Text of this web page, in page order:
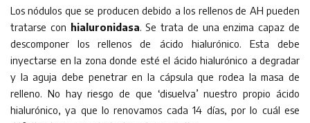
Los nódulos que se producen debido a los rellenos de AH pueden
tratarse con hialuronidasa. Se trata de una enzima capaz de
descomponer los rellenos de ácido hialurónico. Esta debe
inyectarse en la zona donde esté el ácido hialurónico a degradar
y la aguja debe penetrar en la cápsula que rodea la masa de
relleno. No hay riesgo de que ‘disuelva’ nuestro propio ácido
hialurónico, ya que lo renovamos cada 14 días, por lo cuál ese